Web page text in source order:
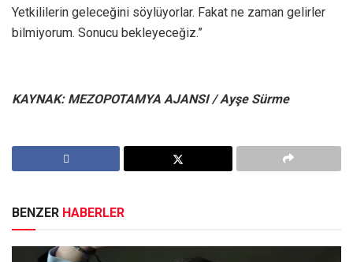
Yetkililerin geleceğini söylüyorlar. Fakat ne zaman gelirler
bilmiyorum. Sonucu bekleyeceğiz.”
KAYNAK: MEZOPOTAMYA AJANSI / Ayşe Sürme
BENZER HABERLER